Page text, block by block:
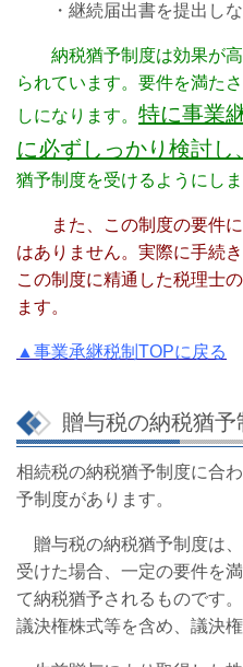
・継続届出書を提出し
納税猶予制度は効果が
られています。要件を満た
しになります。 特に事業
に必ずしっかり検討し
猶予制度を受けるようにしま
また、この制度の要件
はありません。実際に手続
この制度に精通した税理士
ます。
▲事業承継税制TOPに戻る
贈与税の納税猶予
相続税の納税猶予制度に合
予制度があります。
贈与税の納税猶予制度は
受けた場合、一定の要件を
て納税猶予されるものです
議決権株式等を含め、議決